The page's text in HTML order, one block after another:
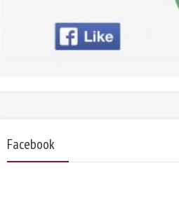
Facebook